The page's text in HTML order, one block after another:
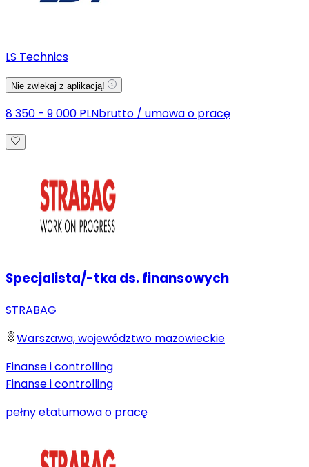
LS Technics
Nie zwlekaj z aplikacją!
8 350 - 9 000 PLNbrutto / umowa o pracę
Specjalista/-tka ds. finansowych
STRABAG
Warszawa, województwo mazowieckie
Finanse i controlling
Finanse i controlling
pełny etatumowa o pracę